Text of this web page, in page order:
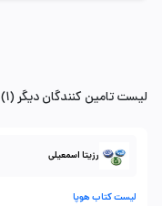
لیست تامین کنندگان دیگر (1)
رزیتا اسمعیلی
لیست کتاب هوپا